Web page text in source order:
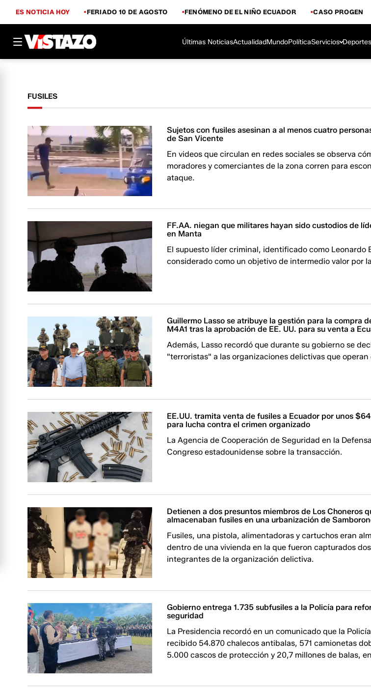
ES NOTICIA HOY FERIADO 10 DE AGOSTO FENÓMENO DE EL NIÑO ECUADOR CASO PROGEN
Últimas NoticiasActualidadMundoPolíticaServicios Deportes
FUSILES
Sujetos con fusiles asesinan a al menos cuatro
de San Vicente
En videos que circulan en redes sociales se observa
moradores y comerciantes de la zona corren para
ataque.
FF.AA. niegan que militares hayan sido custodios de
en Manta
El supuesto líder criminal, identificado como Leonardo
considerado como un objetivo de intermedio valor por
Guillermo Lasso se atribuye la gestión para la compra
M4A1 tras la aprobación de EE. UU. para su venta a
Además, Lasso recordó que durante su gobierno se
"terroristas" a las organizaciones delictivas que operan
EE.UU. tramita venta de fusiles a Ecuador por unos
para lucha contra el crimen organizado
La Agencia de Cooperación de Seguridad en la
Congreso estadounidense sobre la transacción.
Detienen a dos presuntos miembros de Los Choneros
almacenaban fusiles en una urbanización de
Fusiles, una pistola, alimentadoras y cartuchos eran
dentro de una vivienda en la que fueron capturados
integrantes de la organización delictiva.
Gobierno entrega 1.735 subfusiles a la Policía para
seguridad
La Presidencia recordó en un comunicado que la
recibido 54.870 chalecos antibalas, 571 camionetas
5.000 cascos de protección y 20,7 millones de balas,